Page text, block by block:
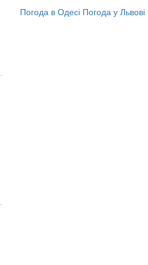
Погода в Одесі Погода у Львові